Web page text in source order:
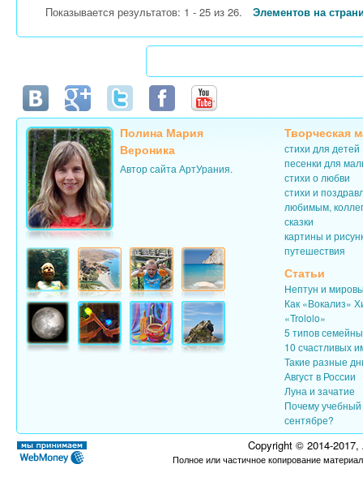
Показывается результатов: 1 - 25 из 26. Элементов на
Полина Мария
Вероника
Автор сайта АртУрания.
Творческая
стихи для детей
песенки для
стихи о любви
стихи и
любимым,
сказки
картины и
путешествия
Статьи
Нептун и
Как «Вокализ»
«Trololo»
5 типов
10 счастливых
Такие разные
Август в России
Луна и зачатие
Почему учебный
сентябре?
Copyright © 2014-
Полное или частичное копирование